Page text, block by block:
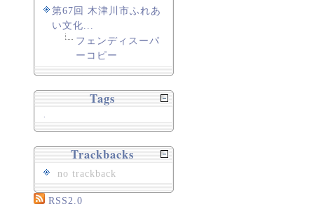
第67回 木津川市ふれあ
い文化...
フェンディスーパ
ーコピー
Tags
Trackbacks
no trackback
RSS2.0